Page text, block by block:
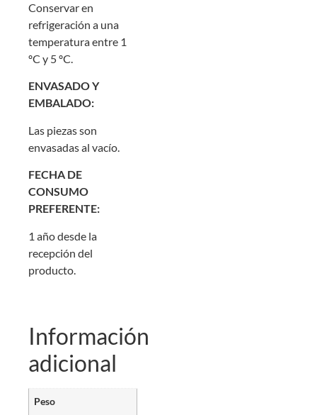
Conservar en
refrigeración a una
temperatura entre 1
ºC y 5 ºC.
ENVASADO Y
EMBALADO:
Las piezas son
envasadas al vacío.
FECHA DE
CONSUMO
PREFERENTE:
1 año desde la
recepción del
producto.
Información
adicional
Peso